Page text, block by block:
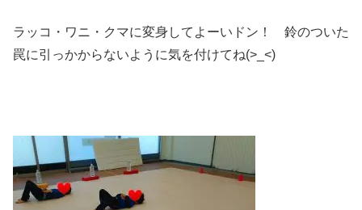
ラッコ・ワニ・クマに変身してよーいドン！ 鈴のついた
罠に引っかからないように気を付けてね(>_<)